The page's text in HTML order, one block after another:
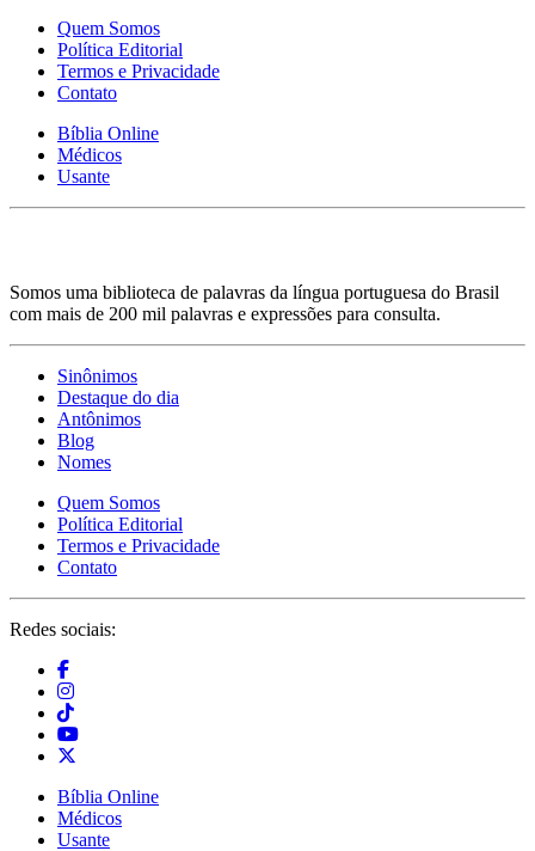
Quem Somos
Política Editorial
Termos e Privacidade
Contato
Bíblia Online
Médicos
Usante
Somos uma biblioteca de palavras da língua portuguesa do Brasil
com mais de 200 mil palavras e expressões para consulta.
Sinônimos
Destaque do dia
Antônimos
Blog
Nomes
Quem Somos
Política Editorial
Termos e Privacidade
Contato
Redes sociais:
Bíblia Online
Médicos
Usante